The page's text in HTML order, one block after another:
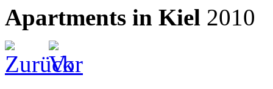
Apartments in Kiel 2010